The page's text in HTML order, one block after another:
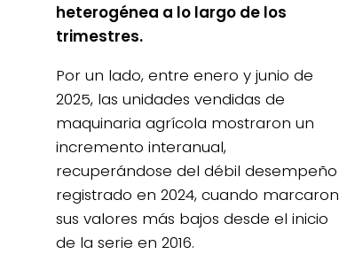
heterogénea a lo largo de los
trimestres.
Por un lado, entre enero y junio de
2025, las unidades vendidas de
maquinaria agrícola mostraron un
incremento interanual,
recuperándose del débil desempeño
registrado en 2024, cuando marcaron
sus valores más bajos desde el inicio
de la serie en 2016.